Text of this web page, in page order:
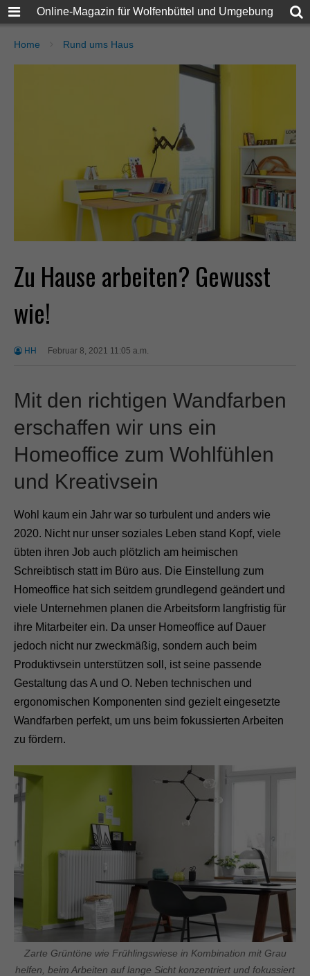
Online-Magazin für Wolfenbüttel und Umgebung
Home Rund ums Haus
Zu Hause arbeiten? Gewusst
wie!
HH Februar 8, 2021 11:05 a.m.
Mit den richtigen Wandfarben
erschaffen wir uns ein
Homeoffice zum Wohlfühlen
und Kreativsein
Wohl kaum ein Jahr war so turbulent und anders wie
2020. Nicht nur unser soziales Leben stand Kopf, viele
übten ihren Job auch plötzlich am heimischen
Schreibtisch statt im Büro aus. Die Einstellung zum
Homeoffice hat sich seitdem grundlegend geändert und
viele Unternehmen planen die Arbeitsform langfristig für
ihre Mitarbeiter ein. Da unser Homeoffice auf Dauer
jedoch nicht nur zweckmäßig, sondern auch beim
Produktivsein unterstützen soll, ist seine passende
Gestaltung das A und O. Neben technischen und
ergonomischen Komponenten sind gezielt eingesetzte
Wandfarben perfekt, um uns beim fokussierten Arbeiten
zu fördern.
Zarte Grüntöne wie Frühlingswiese in Kombination mit Grau
helfen, beim Arbeiten auf lange Sicht konzentriert und fokussiert